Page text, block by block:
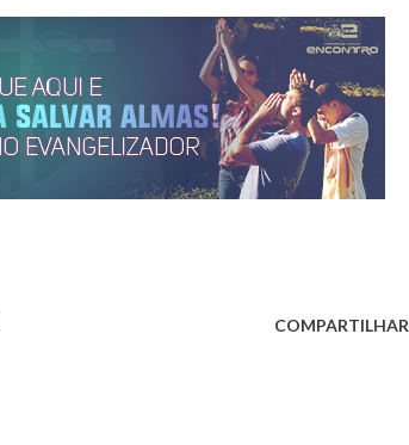
COMPARTILHAR